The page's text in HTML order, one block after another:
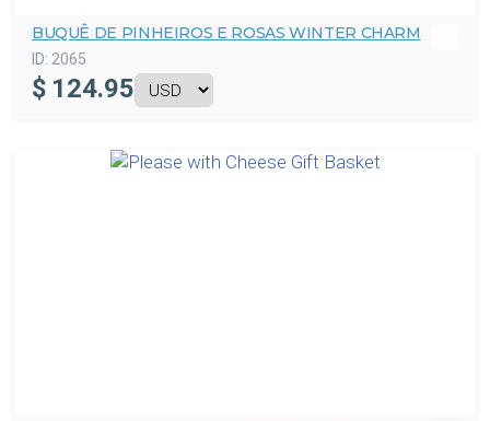
BUQUÊ DE PINHEIROS E ROSAS WINTER CHARM
ID: 2065
$ 124.95